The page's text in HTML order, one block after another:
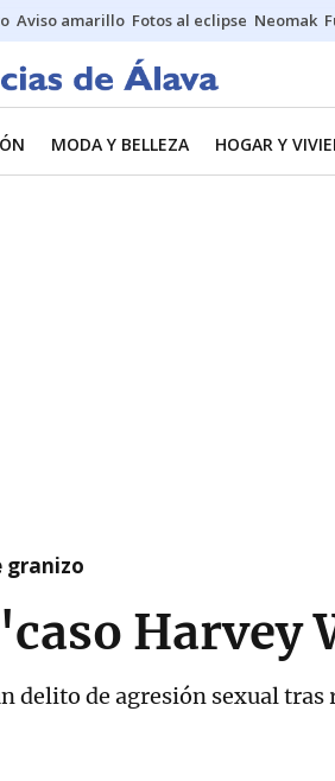
Aviso amarillo Fotos al eclipse Neomak
MODA Y BELLEZA HOGAR Y
granizo
Harvey
delito de agresión sexual tras